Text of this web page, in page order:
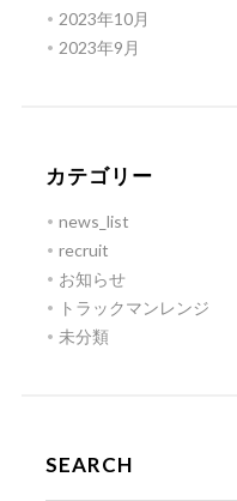
2023年10月
2023年9月
カテゴリー
news_list
recruit
お知らせ
トラックマンレンジ
未分類
SEARCH